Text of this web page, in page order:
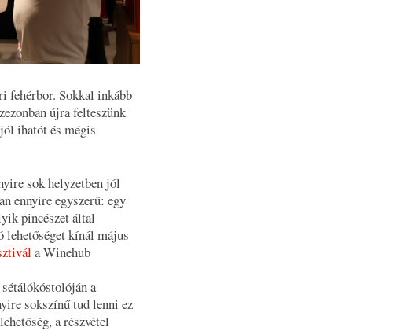
fehérbor. Sokkal inkább
újra felteszünk
ihatót és mégis
sok helyzetben jól
ennyire egyszerű: egy
pincészet által
lehetőséget kínál május
a Winehub
a
sokszínű tud lenni ez
a részvétel